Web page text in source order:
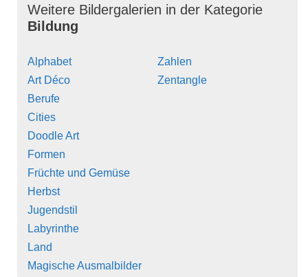
Weitere Bildergalerien in der Kategorie
Bildung
Alphabet
Art Déco
Berufe
Cities
Doodle Art
Formen
Früchte und Gemüse
Herbst
Jugendstil
Labyrinthe
Land
Magische Ausmalbilder
Zahlen
Zentangle